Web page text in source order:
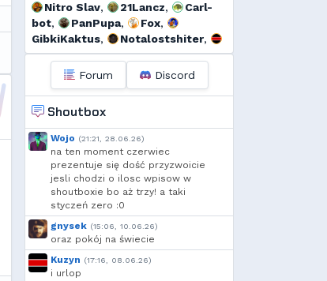
Nitro Slav, 21Lancz,
Carl-
bot, PanPupa, Fox,
GibkiKaktus, Notalostshiter,
Kuzyn, GMRussell, Tidżi,
, 𝕳𝖚𝖌𝖔 𝕲𝖔𝖓𝖝𝖆𝖑𝖊𝖝,
,
Kalor, Threef, RogerDodg3r
Jarkozpl,
🆅🅸🆃🅾74🅼
Deusald
szmalu, Korodzik, Marco
Kandif, Danieo, Arrekin,
Mtax, g..., RuLing, szynka
Cebul, Borek, Add92
Krzysiek1250 ,
exigo, xVANiLL
Forum Discord
Shoutbox
Wojo (21:21, 28.06.26)
na ten moment czerwiec
prezentuje się dość przyzwoicie
jesli chodzi o ilosc wpisow w
shoutboxie bo aż trzy! a taki
styczeń zero :0
gnysek (15:06, 10.06.26)
oraz pokój na świecie
Kuzyn (17:16, 08.06.26)
i urlop